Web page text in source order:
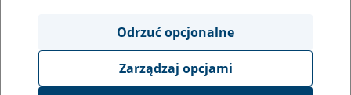
Ukryj wszystkie pozycje bazy
Odrzuć opcjonalne
Zarządzaj opcjami